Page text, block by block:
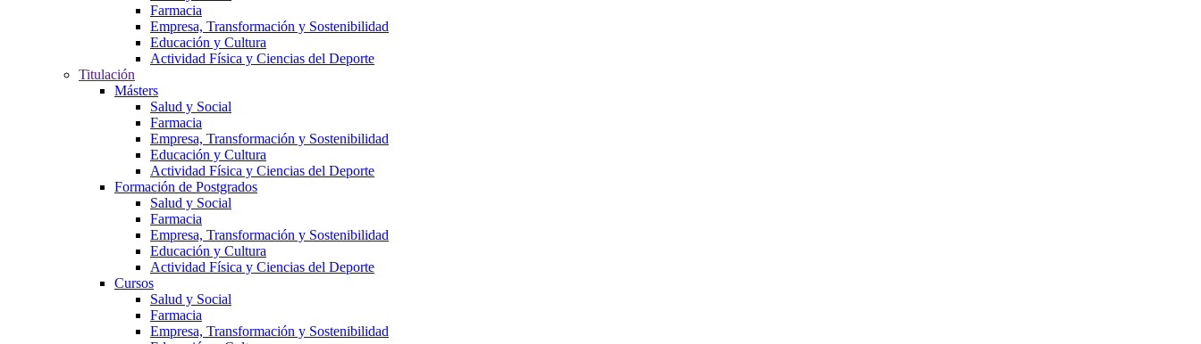
Farmacia
Empresa, Transformación y Sostenibilidad
Educación y Cultura
Actividad Física y Ciencias del Deporte
Titulación
Másters
Salud y Social
Farmacia
Empresa, Transformación y Sostenibilidad
Educación y Cultura
Actividad Física y Ciencias del Deporte
Formación de Postgrados
Salud y Social
Farmacia
Empresa, Transformación y Sostenibilidad
Educación y Cultura
Actividad Física y Ciencias del Deporte
Cursos
Salud y Social
Farmacia
Empresa, Transformación y Sostenibilidad